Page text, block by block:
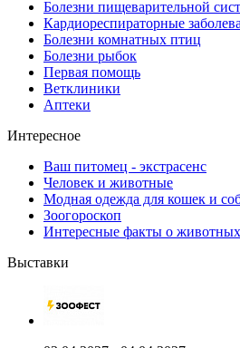
Болезни пищеварительной
Кардиореспираторные
Болезни комнатных птиц
Болезни рыбок
Первая помощь
Ветклиники
Аптеки
Интересное
Ваш питомец - экстрасенс
Человек и животные
Модная одежда для кошек и
Зоогороскоп
Интересные факты о животных
Выставки